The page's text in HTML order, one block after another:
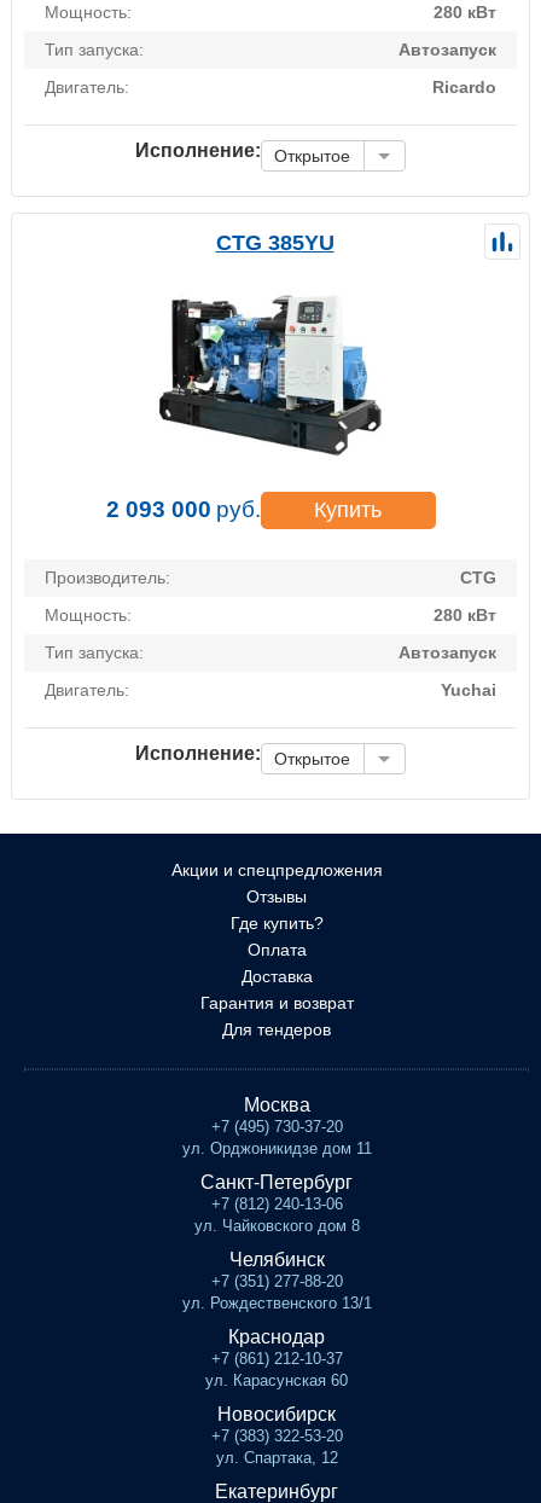
Мощность:
280 кВт
Тип запуска:
Автозапуск
Двигатель:
Ricardo
Исполнение: Открытое
CTG 385YU
2 093 000 руб. Купить
Производитель:
CTG
Мощность:
280 кВт
Тип запуска:
Автозапуск
Двигатель:
Yuchai
Исполнение: Открытое
Акции и спецпредложения
Отзывы
Где купить?
Оплата
Доставка
Гарантия и возврат
Для тендеров
Москва
+7 (495) 730-37-20
ул. Орджоникидзе дом 11
Санкт-Петербург
+7 (812) 240-13-06
ул. Чайковского дом 8
Челябинск
+7 (351) 277-88-20
ул. Рождественского 13/1
Краснодар
+7 (861) 212-10-37
ул. Карасунская 60
Новосибирск
+7 (383) 322-53-20
ул. Спартака, 12
Екатеринбург